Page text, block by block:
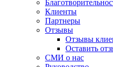
Клиенты
Партнеры
Отзывы
Отзывы
Оставить
СМИ о нас